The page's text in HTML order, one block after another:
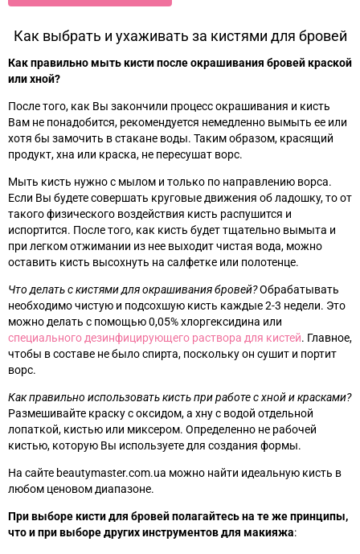
Как выбрать и ухаживать за кистями для бровей
Как правильно мыть кисти после окрашивания бровей краской
или хной?
После того, как Вы закончили процесс окрашивания и кисть
Вам не понадобится, рекомендуется немедленно вымыть ее или
хотя бы замочить в стакане воды. Таким образом, красящий
продукт, хна или краска, не пересушат ворс.
Мыть кисть нужно с мылом и только по направлению ворса.
Если Вы будете совершать круговые движения об ладошку, то от
такого физического воздействия кисть распушится и
испортится. После того, как кисть будет тщательно вымыта и
при легком отжимании из нее выходит чистая вода, можно
оставить кисть высохнуть на салфетке или полотенце.
Что делать с кистями для окрашивания бровей?Обрабатывать
необходимо чистую и подсохшую кисть каждые 2-3 недели. Это
можно делать с помощью 0,05% хлоргексидина или
специального дезинфицирующего раствора для кистей. Главное,
чтобы в составе не было спирта, поскольку он сушит и портит
ворс.
Как правильно использовать кисть при работе с хной и красками?
Размешивайте краску с оксидом, а хну с водой отдельной
лопаткой, кистью или миксером. Определенно не рабочей
кистью, которую Вы используете для создания формы.
На сайте beautymaster.com.ua можно найти идеальную кисть в
любом ценовом диапазоне.
При выборе кисти для бровей полагайтесь на те же принципы,
что и при выборе других инструментов для макияжа: